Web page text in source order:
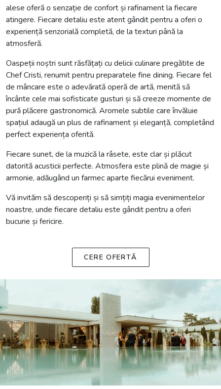
alese oferă o senzație de confort și rafinament la fiecare
atingere. Fiecare detaliu este atent gândit pentru a oferi o
experiență senzorială completă, de la texturi până la
atmosferă.
Oaspeții noștri sunt răsfățați cu delicii culinare pregătite de
Chef Cristi, renumit pentru preparatele fine dining. Fiecare fel
de mâncare este o adevărată operă de artă, menită să
încânte cele mai sofisticate gusturi și să creeze momente de
pură plăcere gastronomică. Aromele subtile care învăluie
spațiul adaugă un plus de rafinament și eleganță, completând
perfect experiența oferită.
Fiecare sunet, de la muzică la râsete, este clar și plăcut
datorită acusticii perfecte. Atmosfera este plină de magie și
armonie, adăugând un farmec aparte fiecărui eveniment.
Vă invităm să descoperiți și să simțiți magia evenimentelor
noastre, unde fiecare detaliu este gândit pentru a oferi
bucurie și fericire.
CERE OFERTĂ